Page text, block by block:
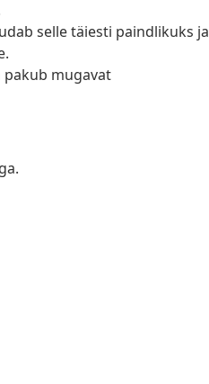
selle täiesti paindlikuks ja
mugavat